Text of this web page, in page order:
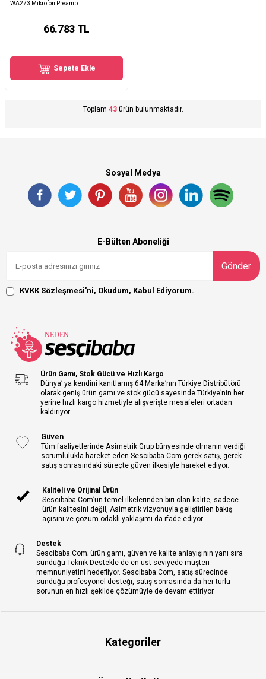
WA273 Mikrofon Preamp
66.783TL
Sepete Ekle
Toplam 43ürün bulunmaktadır.
Sosyal Medya
E-Bülten Aboneliği
Gönder
KVKK Sözleşmesi'ni, Okudum, Kabul Ediyorum.
Ürün Gamı, Stok Gücü ve Hızlı Kargo
Dünya’ ya kendini kanıtlamış 64 Marka’nın Türkiye Distribütörü
olarak geniş ürün gamı ve stok gücü sayesinde Türkiye’nin her
yerine hızlı kargo hizmetiyle alışverişte mesafeleri ortadan
kaldırıyor.
Güven
Tüm faaliyetlerinde Asimetrik Grup bünyesinde olmanın verdiği
sorumlulukla hareket eden Sescibaba.Com gerek satış, gerek
satış sonrasındaki süreçte güven ilkesiyle hareket ediyor.
Kaliteli ve Orijinal Ürün
Sescibaba.Com’un temel ilkelerinden biri olan kalite, sadece
ürün kalitesini değil, Asimetrik vizyonuyla geliştirilen bakış
açısını ve çözüm odaklı yaklaşımı da ifade ediyor.
Destek
Sescibaba.Com; ürün gamı, güven ve kalite anlayışının yanı sıra
sunduğu Teknik Destekle de en üst seviyede müşteri
memnuniyetini hedefliyor. Sescibaba.Com, satış sürecinde
sunduğu profesyonel desteği, satış sonrasında da her türlü
sorunun en hızlı şekilde çözümüyle de devam ettiriyor.
Kategoriler